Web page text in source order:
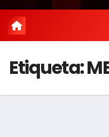
Etiqueta: